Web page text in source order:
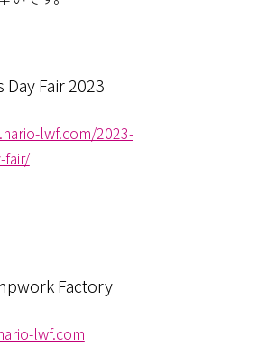
Day Fair 2023
lwf.com/2023-
fair/
Factory
lwf.com